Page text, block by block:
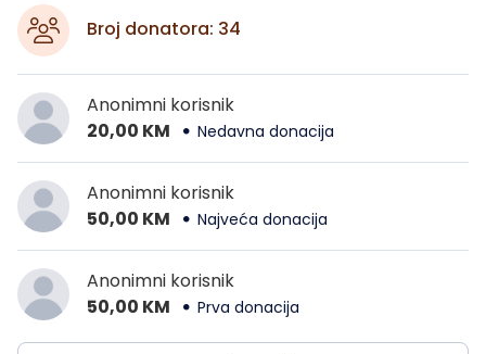
Broj donatora: 34
Anonimni korisnik
20,00 KM
Nedavna donacija
Anonimni korisnik
50,00 KM
Najveća donacija
Anonimni korisnik
50,00 KM
Prva donacija